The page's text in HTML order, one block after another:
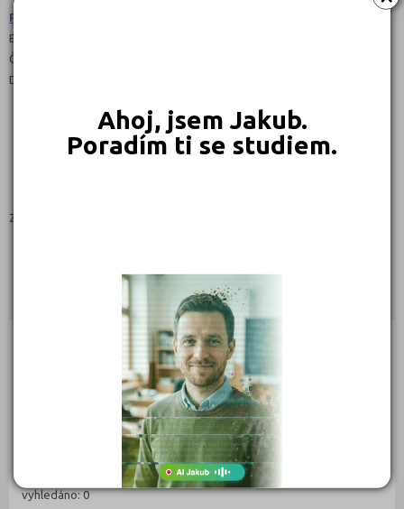
Ahoj, jsem Jakub.
Poradím ti se studiem.
Praktická škola dvouletá (7862C02)
Bez výučního listu
Čeština
Denní
Zaměření:
Lázeňská 206, 56201 Ústí nad Orlicí( Mapa
Telefon: 465 523 497
http://www.specialnizs-ustino.cz/
zs.lazne@seznam.cz
Zobrazení detailu: 3 599, vyhledáno: 117 415
Zobrazení detailu tento měsíc: 0,
vyhledáno: 0